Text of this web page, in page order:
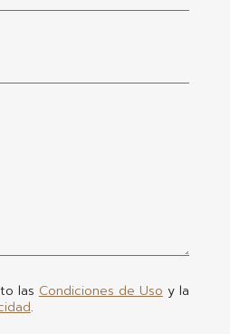
las Condiciones de Uso y la
.